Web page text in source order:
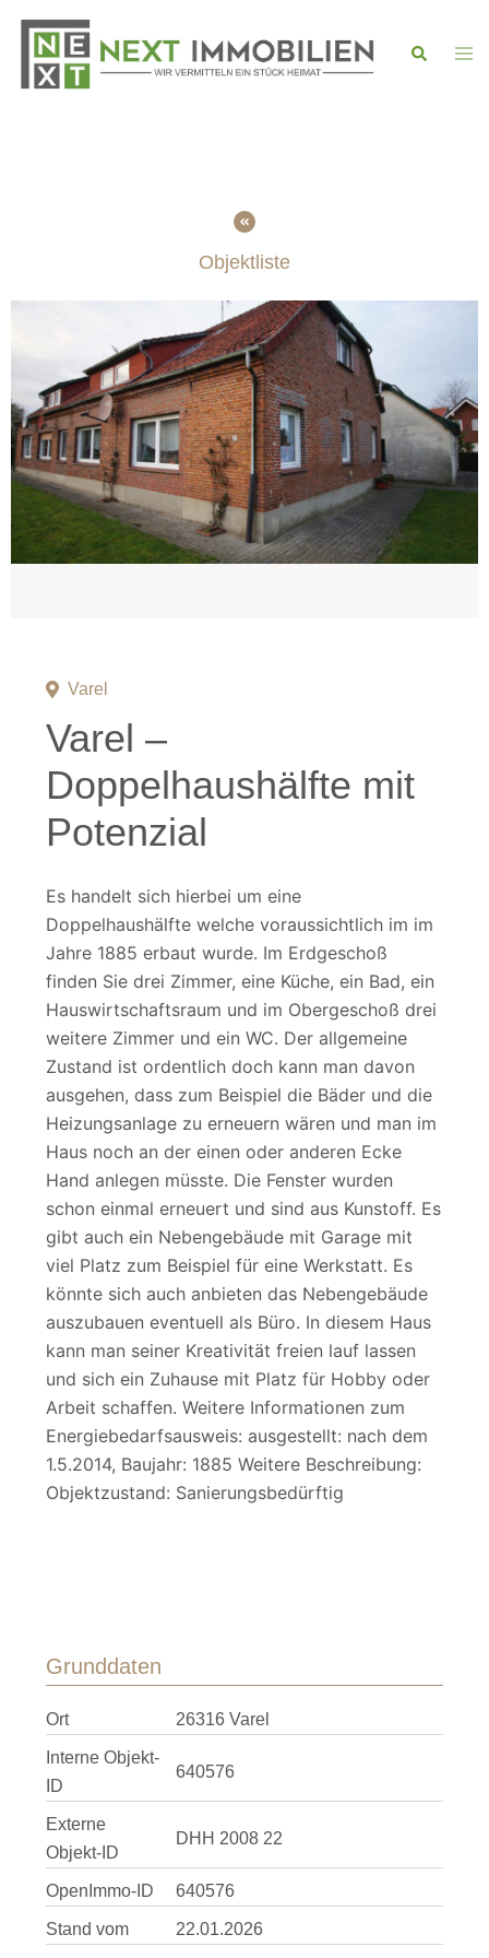
Objektliste
Varel
Varel –
Doppelhaushälfte mit
Potenzial
Es handelt sich hierbei um eine
Doppelhaushälfte welche voraussichtlich im im
Jahre 1885 erbaut wurde. Im Erdgeschoß
finden Sie drei Zimmer, eine Küche, ein Bad, ein
Hauswirtschaftsraum und im Obergeschoß drei
weitere Zimmer und ein WC. Der allgemeine
Zustand ist ordentlich doch kann man davon
ausgehen, dass zum Beispiel die Bäder und die
Heizungsanlage zu erneuern wären und man im
Haus noch an der einen oder anderen Ecke
Hand anlegen müsste. Die Fenster wurden
schon einmal erneuert und sind aus Kunstoff. Es
gibt auch ein Nebengebäude mit Garage mit
viel Platz zum Beispiel für eine Werkstatt. Es
könnte sich auch anbieten das Nebengebäude
auszubauen eventuell als Büro. In diesem Haus
kann man seiner Kreativität freien lauf lassen
und sich ein Zuhause mit Platz für Hobby oder
Arbeit schaffen. Weitere Informationen zum
Energiebedarfsausweis: ausgestellt: nach dem
1.5.2014, Baujahr: 1885 Weitere Beschreibung:
Objektzustand: Sanierungsbedürftig
Grunddaten
Ort 26316 Varel
Interne Objekt-
ID
640576
Externe
Objekt-ID
DHH 2008 22
OpenImmo-ID 640576
Stand vom 22.01.2026